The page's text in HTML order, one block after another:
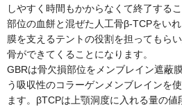
しやすく時間もかからなくて終了する
部位の血餅と混ぜた人工骨β-TCPをい
膜を支えるテントの役割を担ってもら
骨ができてくることになります。
GBRは骨欠損部位をメンブレイン遮蔽
う吸収性のコラーゲンメンブレインを
ます。βTCPは上顎洞度に入れる量の値